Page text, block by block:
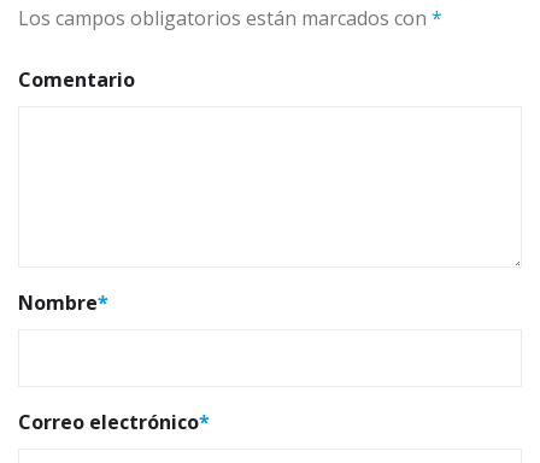
Los campos obligatorios están marcados con *
Comentario
Nombre*
Correo electrónico*